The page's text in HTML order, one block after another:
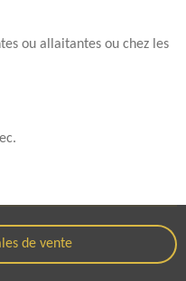
ou allaitantes ou chez les
de vente